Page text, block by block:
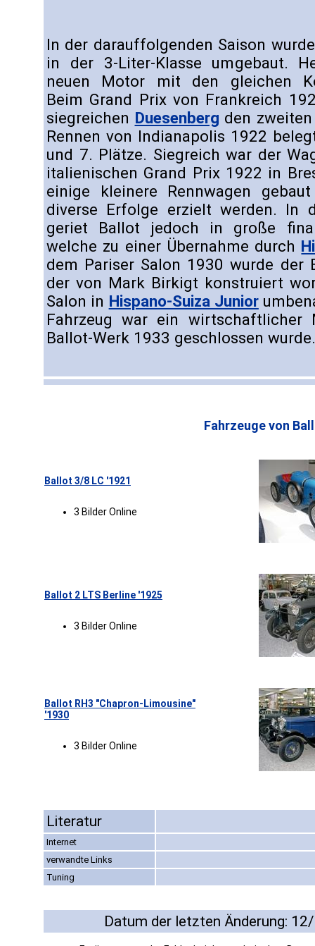
In der darauffolgenden Saison
in der 3-Liter-Klasse umgebaut.
neuen Motor mit den gleichen
Beim Grand Prix von Frankreich
siegreichen Duesenberg den
Rennen von Indianapolis 1922
und 7. Plätze. Siegreich war der
italienischen Grand Prix 1922 in
einige kleinere Rennwagen
diverse Erfolge erzielt werden. In
geriet Ballot jedoch in große
welche zu einer Übernahme durch
dem Pariser Salon 1930 wurde der
der von Mark Birkigt konstruiert
Salon in Hispano-Suiza Junior
Fahrzeug war ein wirtschaftlicher
Ballot-Werk 1933 geschlossen wurde.
Fahrzeuge von
Ballot 3/8 LC '1921
3 Bilder Online
Ballot 2 LTS Berline '1925
3 Bilder Online
Ballot RH3 "Chapron-Limousine"
'1930
3 Bilder Online
Literatur
Internet
verwandte Links
Tuning
Datum der letzten Änderung: